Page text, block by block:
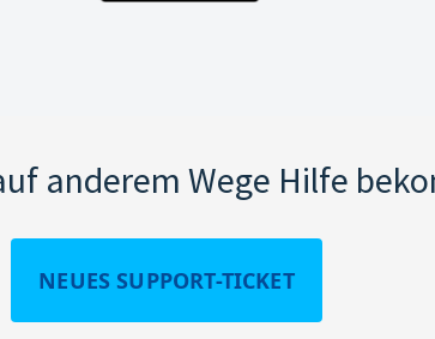
anderem Wege Hilfe
NEUES SUPPORT-TICKET